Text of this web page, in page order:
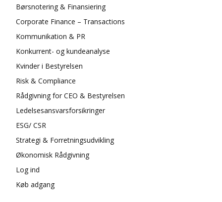
Børsnotering & Finansiering
Corporate Finance – Transactions
Kommunikation & PR
Konkurrent- og kundeanalyse
Kvinder i Bestyrelsen
Risk & Compliance
Rådgivning for CEO & Bestyrelsen
Ledelsesansvarsforsikringer
ESG/ CSR
Strategi & Forretningsudvikling
Økonomisk Rådgivning
Log ind
Køb adgang